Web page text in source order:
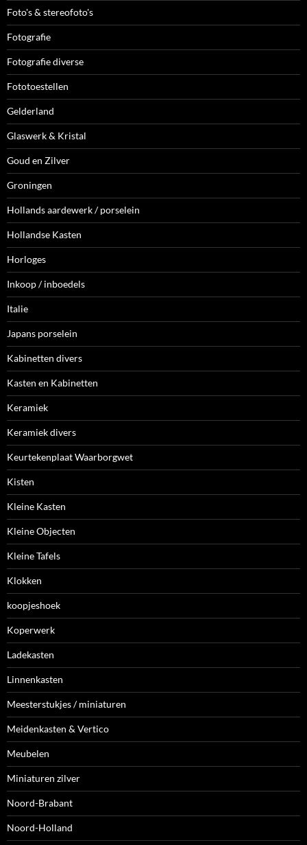
Foto's & stereofoto's
Fotografie
Fotografie diverse
Fototoestellen
Gelderland
Glaswerk & Kristal
Goud en Zilver
Groningen
Hollands aardewerk / porselein
Hollandse Kasten
Horloges
Inkoop / inboedels
Italie
Japans porselein
Kabinetten divers
Kasten en Kabinetten
Keramiek
Keramiek divers
Keurtekenplaat Waarborgwet
Kisten
Kleine Kasten
Kleine Objecten
Kleine Tafels
Klokken
koopjeshoek
Koperwerk
Ladekasten
Linnenkasten
Meesterstukjes / miniaturen
Meidenkasten & Vertico
Meubelen
Miniaturen zilver
Noord-Brabant
Noord-Holland